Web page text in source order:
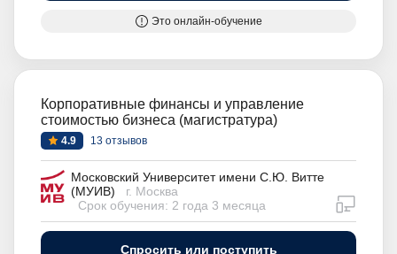
Это онлайн-обучение
Корпоративные финансы и управление
стоимостью бизнеса (магистратура)
4.9 13 отзывов
Московский Университет имени С.Ю. Витте
(МУИВ)
г. Москва
Срок обучения: 2 года 3 месяца
Спросить или поступить